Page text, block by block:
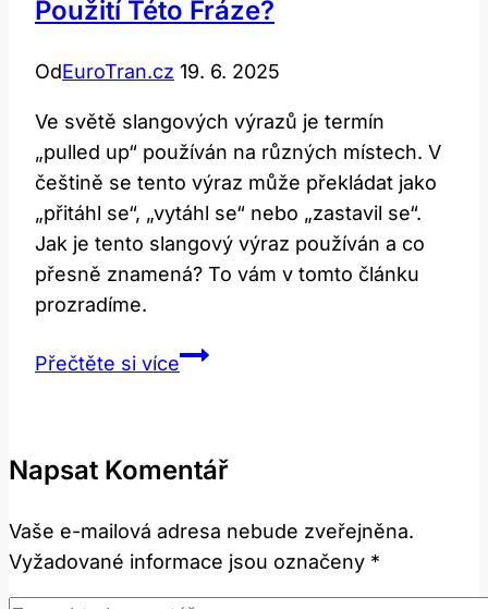
Použití Této Fráze?
OdEuroTran.cz 19. 6. 2025
Ve světě slangových výrazů je termín
„pulled up“ používán na různých místech. V
češtině se tento výraz může překládat jako
„přitáhl se“, „vytáhl se“ nebo „zastavil se“.
Jak je tento slangový výraz používán a co
přesně znamená? To vám v tomto článku
prozradíme.
Přečtěte si vícePulled
Překlad
Použití
Této
Fráze?
Napsat Komentář
Vaše e-mailová adresa nebude zveřejněna.
Vyžadované informace jsou označeny *